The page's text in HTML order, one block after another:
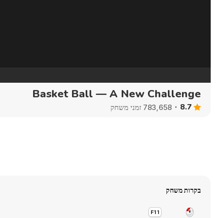
Basket Ball — A New Challenge
8.7 783,658 זמני משחק
בקרות משחק